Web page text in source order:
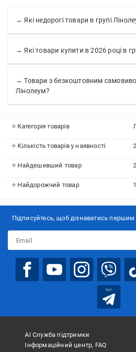
→ Які недорогі товари в групі
→ Які товари купити в 2026 році в
→ Товари з безкоштовним
Лінолеум?
⭐ Категорія товарів
⭐ Кількість товарів у наявності
⭐ Найдешевший товар
⭐ Найдорожчий товар
Підписуйтесь, щоб дізнаватись першим
bot
АІ Служба підтримки
Інформаційний центр, FAQ